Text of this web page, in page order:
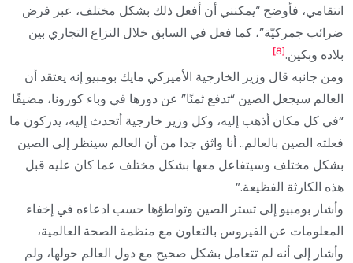
انتقامي، فأوضح “يمكنني أن أفعل ذلك بشكل مختلف، عبر فرض
ضرائب جمركيّة”، كما فعل في السابق خلال النزاع التجاري بين
بلاده وبكين.[8]
ومن جانبه قال وزير الخارجية الأميركي مايك بومبيو إنه يعتقد أن
العالم سيجعل الصين “تدفع ثمنًا” عن دورها في وباء كورونا، مضيفًا
“في كل مكان أذهب إليه، وكل وزير خارجية أتحدث إليه، يدركون ما
فعلته الصين بالعالم.. أنا واثق جدا من أن العالم سينظر إلى الصين
بشكل مختلف وسيتفاعل معها بشكل مختلف عما كان عليه قبل
هذه الكارثة الفظيعة.”
وأشار بومبيو إلى تستر الصين وتواطؤها حسب ادعاءه في إخفاء
المعلومات عن الفيروس بالتعاون مع منظمة الصحة العالمية،
وأشار إلى أنه لم تتعامل بشكل صحيح مع دول العالم حولها، ولم